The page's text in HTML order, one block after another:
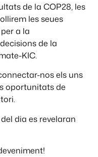
de la COP28, les
les seues
a la
de la
KIC.
nos els uns
oportunitats de
dia es revelaran